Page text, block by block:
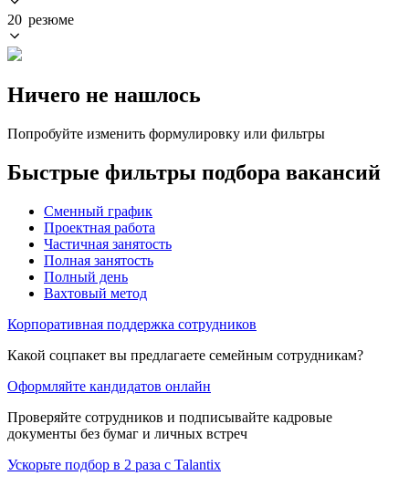
20 резюме
Ничего не нашлось
Попробуйте изменить формулировку или фильтры
Быстрые фильтры подбора вакансий
Сменный график
Проектная работа
Частичная занятость
Полная занятость
Полный день
Вахтовый метод
Корпоративная поддержка сотрудников
Какой соцпакет вы предлагаете семейным сотрудникам?
Оформляйте кандидатов онлайн
Проверяйте сотрудников и подписывайте кадровые
документы без бумаг и личных встреч
Ускорьте подбор в 2 раза с Talantix